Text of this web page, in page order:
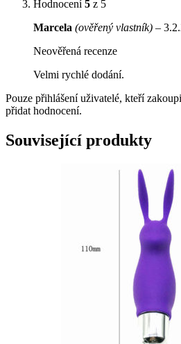
Hodnocení 5 z 5
Marcela (ověřený vlastník) –
Neověřená recenze
Velmi rychlé dodání.
Pouze přihlášení uživatelé, kteří
přidat hodnocení.
Související produkty